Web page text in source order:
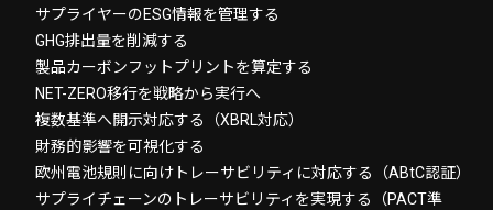
サプライヤーのESG情報を管理する
GHG排出量を削減する
製品カーボンフットプリントを算定する
NET-ZERO移行を戦略から実行へ
複数基準へ開示対応する（XBRL対応）
財務的影響を可視化する
欧州電池規則に向けトレーサビリティに対応する（ABtC認証）
サプライチェーンのトレーサビリティを実現する（PACT準